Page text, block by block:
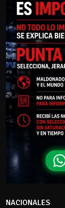
NACIONALES